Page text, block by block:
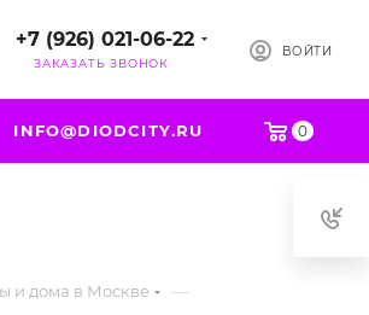
+7 (926) 021-06-22
ЗАКАЗАТЬ ЗВОНОК
ВОЙТИ
0
INFO@DIODCITY.RU
и дома в Москве —